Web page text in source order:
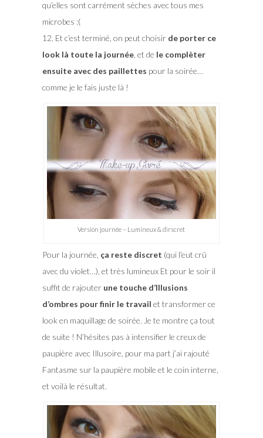
qu’elles sont carrément sèches avec tous mes
microbes :(
12. Et c’est terminé, on peut choisir de porter ce
look là toute la journée, et de le complèter
ensuite avec des paillettes pour la soirée…
comme je le fais juste là !
Version journée – Lumineux & dirscret
Pour la journée, ça reste discret (qui l’eut crû
avec du violet…), et très lumineux Et pour le soir il
suffit de rajouter une touche d’Illusions
d’ombres pour finir le travail et transformer ce
look en maquillage de soirée. Je te montre ça tout
de suite ! N’hésites pas à intensifier le creux de
paupière avec Illusoire, pour ma part j’ai rajouté
Fantasme sur la paupière mobile et le coin interne,
et voilà le résultat.